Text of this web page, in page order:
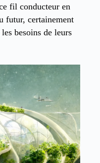
fil conducteur en
futur, certainement
besoins de leurs